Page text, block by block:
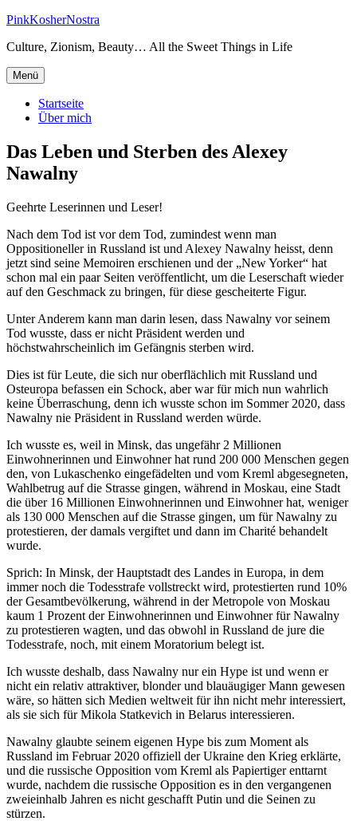
Zum
springen
PinkKosherNostra
Culture, Zionism, Beauty… All the Sweet Things in Life
Menü
Startseite
Über mich
Das Leben und Sterben des Alexey
Nawalny
Geehrte Leserinnen und Leser!
Nach dem Tod ist vor dem Tod, zumindest wenn man
Oppositioneller in Russland ist und Alexey Nawalny heisst, denn
jetzt sind seine Memoiren erschienen und der „New Yorker“ hat
schon mal ein paar Seiten veröffentlicht, um die Leserschaft wieder
auf den Geschmack zu bringen, für diese gescheiterte Figur.
Unter Anderem kann man darin lesen, dass Nawalny vor seinem
Tod wusste, dass er nicht Präsident werden und
höchstwahrscheinlich im Gefängnis sterben wird.
Dies ist für Leute, die sich nur oberflächlich mit Russland und
Osteuropa befassen ein Schock, aber war für mich nun wahrlich
keine Überraschung, denn ich wusste schon im Sommer 2020, dass
Nawalny nie Präsident in Russland werden würde.
Ich wusste es, weil in Minsk, das ungefähr 2 Millionen
Einwohnerinnen und Einwohner hat rund 200 000 Menschen gegen
den, von Lukaschenko eingefädelten und vom Kreml abgesegneten,
Wahlbetrug auf die Strasse gingen, während in Moskau, eine Stadt
die über 16 Millionen Einwohnerinnen und Einwohner hat, weniger
als 130 000 Menschen auf die Strasse gingen, um für Nawalny zu
protestieren, der damals vergiftet und dann im Charité behandelt
wurde.
Sprich: In Minsk, der Hauptstadt des Landes in Europa, in dem
immer noch die Todesstrafe vollstreckt wird, protestierten rund 10%
der Gesamtbevölkerung, während in der Metropole von Moskau
kaum 1 Prozent der Einwohnerinnen und Einwohner für Nawalny
zu protestieren wagten, und das obwohl in Russland de jure die
Todesstrafe, noch, mit einem Moratorium belegt ist.
Ich wusste deshalb, dass Nawalny nur ein Hype ist und wenn er
nicht ein relativ attraktiver, blonder und blauäugiger Mann gewesen
wäre, so hätten sich Medien weltweit für ihn nicht mehr interessiert,
als sie sich für Mikola Statkevich in Belarus interessieren.
Nawalny glaubte seinem eigenen Hype bis zum Moment als
Russland im Februar 2020 offiziell der Ukraine den Krieg erklärte,
und die russische Opposition vom Kreml als Papiertiger enttarnt
wurde, nachdem die russische Opposition es in den vergangenen
zweieinhalb Jahren es nicht geschafft Putin und die Seinen zu
stürzen.